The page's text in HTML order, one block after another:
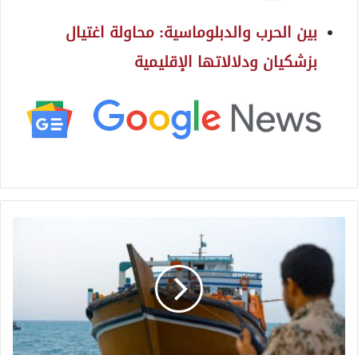
بين الحرب والدبلوماسية: محاولة اغتيال
بزشكيان ودلالاتها الإقليمية
ل
ت